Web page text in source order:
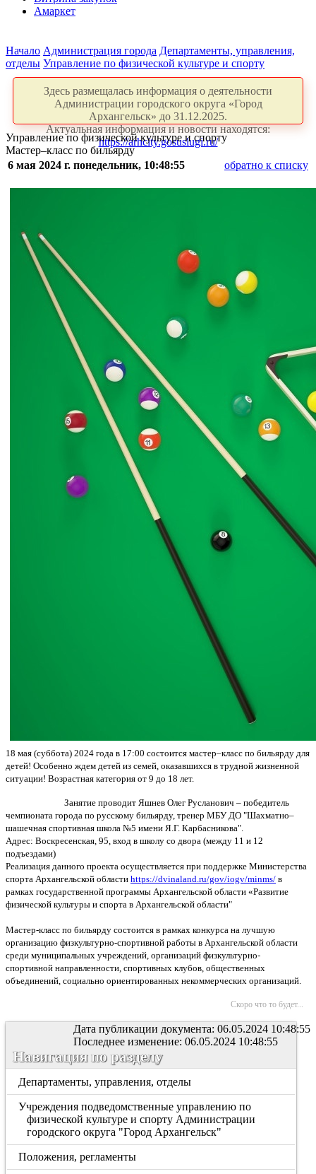
Амаркет
Начало Администрация города Департаменты, управления,
отделы Управление по физической культуре и спорту
Здесь размещалась информация о деятельности
Администрации городского округа «Город
Архангельск» до 31.12.2025.
Актуальная информация и новости находятся:
https://arhcity.gosuslugi.ru/
Управление по физической культуре и спорту
Мастер‒класс по бильярду
6 мая 2024 г. понедельник, 10:48:55
обратно к списку
18 мая (суббота) 2024 года в 17:00 состоится мастер‒класс по бильярду для
детей! Особенно ждем детей из семей, оказавшихся в трудной жизненной
ситуации! Возрастная категория от 9 до 18 лет.
Занятие проводит Яшнев Олег Русланович ‒ победитель
чемпионата города по русскому бильярду, тренер МБУ ДО "Шахматно‒
шашечная спортивная школа №5 имени Я.Г. Карбасникова".
Адрес: Воскресенская, 95, вход в школу со двора (между 11 и 12
подъездами)
Реализация данного проекта осуществляется при поддержке Министерства
спорта Архангельской области https://dvinaland.ru/gov/iogv/minms/ в
рамках государственной программы Архангельской области «Развитие
физической культуры и спорта в Архангельской области"
Мастер-класс по бильярду состоится в рамках конкурса на лучшую
организацию физкультурно-спортивной работы в Архангельской области
среди муниципальных учреждений, организаций физкультурно-
спортивной направленности, спортивных клубов, общественных
объединений, социально ориентированных некоммерческих организаций.
Скоро что то будет...
Дата публикации документа: 06.05.2024 10:48:55
Последнее изменение: 06.05.2024 10:48:55
Навигация по разделу
Департаменты, управления, отделы
Учреждения подведомственные управлению по
физической культуре и спорту Администрации
городского округа "Город Архангельск"
Положения, регламенты